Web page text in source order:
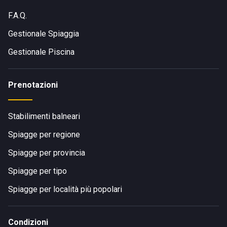
F.A.Q.
Gestionale Spiaggia
Gestionale Piscina
Prenotazioni
Stabilimenti balneari
Spiagge per regione
Spiagge per provincia
Spiagge per tipo
Spiagge per località più popolari
Condizioni